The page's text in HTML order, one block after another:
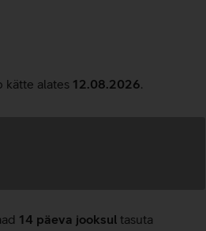
kätte alates 12.08.2026
14 päeva jooksul tasuta